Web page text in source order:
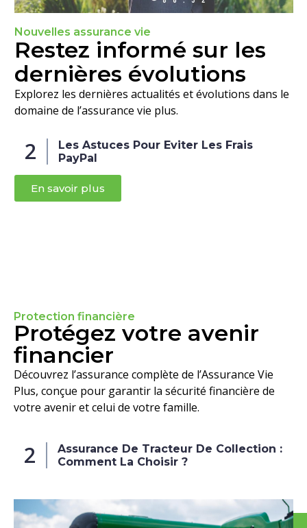
Nouvelles assurance vie
Restez informé sur les
dernières évolutions
Explorez les dernières actualités et évolutions dans le
domaine de l’assurance vie plus.
2
Les Astuces Pour Eviter Les Frais
PayPal
En savoir plus
Protection financière
Protégez votre avenir
financier
Découvrez l’assurance complète de l’Assurance Vie
Plus, conçue pour garantir la sécurité financière de
votre avenir et celui de votre famille.
2
Assurance De Tracteur De Collection :
Comment La Choisir ?